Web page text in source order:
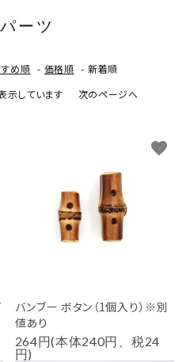
会員登録
ーツ
め順 - 価格順 - 新着順
しています
次のページへ
バンブー ボタン（1個入り）※別
値あり
264円(本体240円、税24
円)
favorite